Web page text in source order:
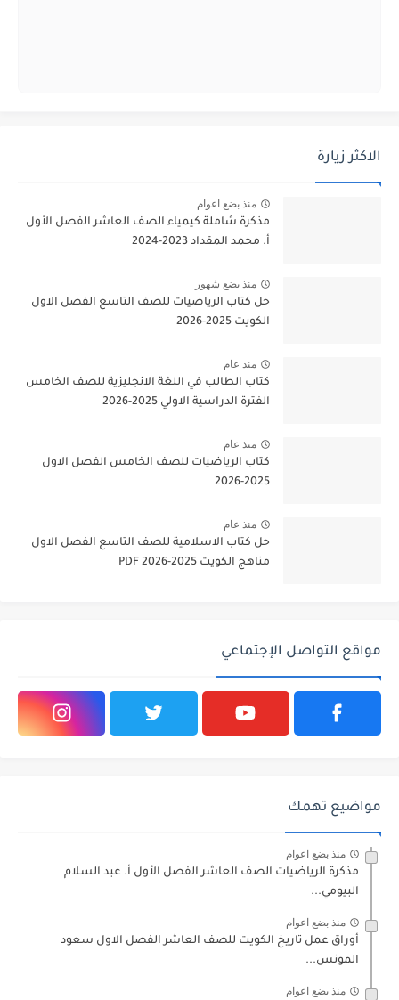
الاكثر زيارة
منذ بضع اعوام
مذكرة شاملة كيمياء الصف العاشر الفصل الأول
أ. محمد المقداد 2023-2024
منذ بضع شهور
حل كتاب الرياضيات للصف التاسع الفصل الاول
الكويت 2025-2026
منذ عام
كتاب الطالب في اللغة الانجليزية للصف الخامس
الفترة الدراسية الاولي 2025-2026
منذ عام
كتاب الرياضيات للصف الخامس الفصل الاول
2025-2026
منذ عام
حل كتاب الاسلامية للصف التاسع الفصل الاول
مناهج الكويت 2025-2026 PDF
مواقع التواصل الإجتماعي
مواضيع تهمك
منذ بضع اعوام
مذكرة الرياضيات الصف العاشر الفصل الأول أ. عبد السلام
البيومي...
منذ بضع اعوام
أوراق عمل تاريخ الكويت للصف العاشر الفصل الاول سعود
المونس...
منذ بضع اعوام